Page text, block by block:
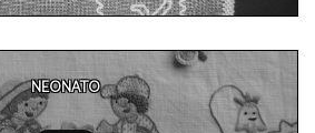
NEONATO